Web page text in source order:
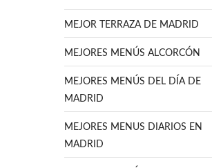
MEJOR TERRAZA DE MADRID
MEJORES MENÚS ALCORCÓN
MEJORES MENÚS DEL DÍA DE
MADRID
MEJORES MENUS DIARIOS EN
MADRID